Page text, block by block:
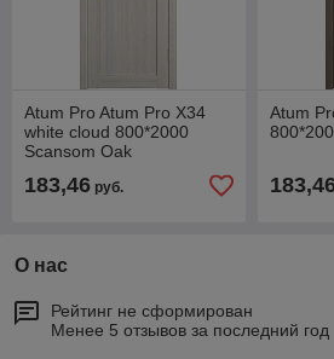
Atum Pro Atum Pro Х34
white cloud 800*2000
Scansom Oak
183,46 руб.
Atum
О нас
Рейтинг не сформирован
Менее 5 отзывов за последний год